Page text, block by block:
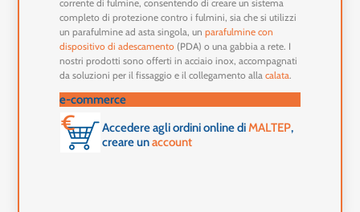
corrente di fulmine, consentendo di creare un sistema
completo di protezione contro i fulmini, sia che si utilizzi
un parafulmine ad asta singola, unparafulmine con
dispositivo di adescamento (PDA) o una gabbia a rete. I
nostri prodotti sono offerti in acciaio inox, accompagnati
da soluzioni per il fissaggio e il collegamento allacalata.
e-commerce
Accedere agli ordini online diMALTEP,
creare unaccount